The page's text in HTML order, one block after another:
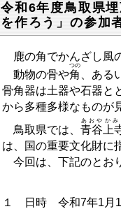
令和6年度鳥取県
を作ろう」の参加
鹿の角でかんざし風
動物の骨や角
つの
、ある
骨角器は土器や石器と
から多種多様なものが
鳥取県では、 青谷上
あおやかみ
は、国の重要文化財に
今回は、下記のとお
１ 日時 令和7年1月